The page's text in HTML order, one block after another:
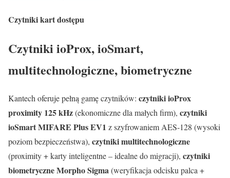
Czytniki kart dostępu
Czytniki ioProx, ioSmart,
multitechnologiczne, biometryczne
Kantech oferuje pełną gamę czytników: czytniki ioProx
proximity 125 kHz(ekonomiczne dla małych firm), czytniki
ioSmart MIFARE Plus EV1 z szyfrowaniem AES-128 (wysoki
poziom bezpieczeństwa), czytniki multitechnologiczne
(proximity + karty inteligentne – idealne do migracji), czytniki
biometryczne Morpho Sigma(weryfikacja odcisku palca +